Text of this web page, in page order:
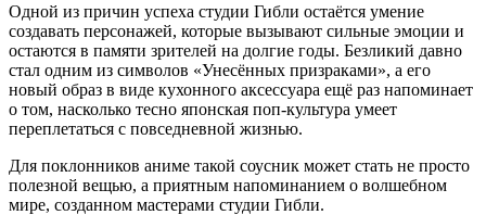
Одной из причин успеха студии Гибли остаётся умение
создавать персонажей, которые вызывают сильные эмоции и
остаются в памяти зрителей на долгие годы. Безликий давно
стал одним из символов «Унесённых призраками», а его
новый образ в виде кухонного аксессуара ещё раз напоминает
о том, насколько тесно японская поп-культура умеет
переплетаться с повседневной жизнью.
Для поклонников аниме такой соусник может стать не просто
полезной вещью, а приятным напоминанием о волшебном
мире, созданном мастерами студии Гибли.